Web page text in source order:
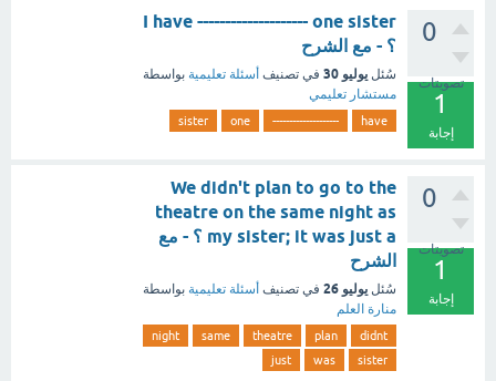
0
تصويتات
1
إجابة
I have -------------------- one sister
؟ - مع الشرح
سُئل يوليو 30 في تصنيف أسئلة تعليمية بواسطة
مستشار تعليمي
have
--------------------
one
sister
0
تصويتات
1
إجابة
We didn't plan to go to the
theatre on the same night as
my sister; it was just a ؟ - مع
الشرح
سُئل يوليو 26 في تصنيف أسئلة تعليمية بواسطة
منارة العلم
didnt
plan
theatre
same
night
sister
was
just